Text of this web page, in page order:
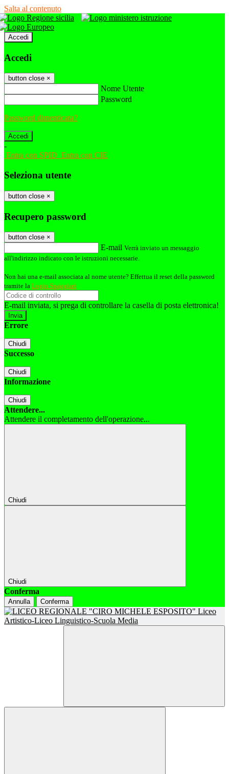
Salta al contenuto
Accedi
Accedi
button close ×
Nome Utente
Password
Password dimenticata?
-
Entra con SPID Entra con CIE
Seleziona utente
button close ×
Recupero password
button close ×
E-mail Verrà inviato un messaggio
all'indirizzo indicato con le istruzioni necessarie.
Non hai una e-mail associata al nome utente? Effettua il reset della password
tramite la Login Spaggiari
E-mail inviata, si prega di controllare la casella di posta elettronica!
Errore
Chiudi
Successo
Chiudi
Informazione
Chiudi
Attendere...
Attendere il completamento dell'operazione...
Chiudi
Chiudi
Conferma
Annulla Conferma